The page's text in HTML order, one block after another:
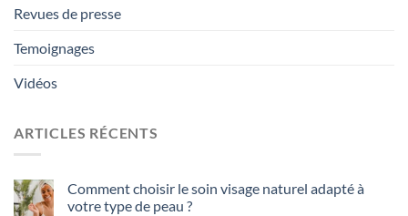
Revues de presse
Temoignages
Vidéos
ARTICLES RÉCENTS
Comment choisir le soin visage naturel adapté à
votre type de peau ?